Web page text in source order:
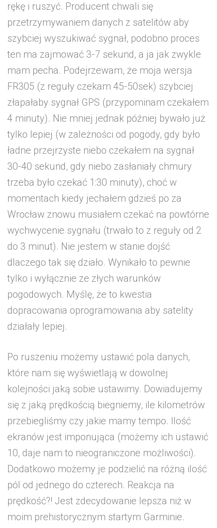
rękę i ruszyć. Producent chwali się
przetrzymywaniem danych z satelitów aby
szybciej wyszukiwać sygnał, podobno proces
ten ma zajmować 3-7 sekund, a ja jak zwykle
mam pecha. Podejrzewam, że moja wersja
FR305 (z reguły czekam 45-50sek) szybciej
złapałaby sygnał GPS (przypominam czekałem
4 minuty). Nie mniej jednak później bywało już
tylko lepiej (w zależności od pogody, gdy było
ładne przejrzyste niebo czekałem na sygnał
30-40 sekund, gdy niebo zasłaniały chmury
trzeba było czekać 1:30 minuty), choć w
momentach kiedy jechałem gdzieś po za
Wrocław znowu musiałem czekać na powtórne
wychwycenie sygnału (trwało to z reguły od 2
do 3 minut). Nie jestem w stanie dojść
dlaczego tak się działo. Wynikało to pewnie
tylko i wyłącznie ze złych warunków
pogodowych. Myślę, że to kwestia
dopracowania oprogramowania aby satelity
działały lepiej.
Po ruszeniu możemy ustawić pola danych,
które nam się wyświetlają w dowolnej
kolejności jaką sobie ustawimy. Dowiadujemy
się z jaką prędkością biegniemy, ile kilometrów
przebiegliśmy czy jakie mamy tempo. Ilość
ekranów jest imponująca (możemy ich ustawić
10, daje nam to nieograniczone możliwości).
Dodatkowo możemy je podzielić na różną ilość
pól od jednego do czterech. Reakcja na
prędkość?! Jest zdecydowanie lepsza niż w
moim prehistorycznym startym Garminie.